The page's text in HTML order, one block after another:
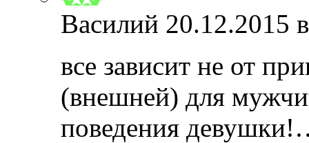
Василий 20.12.2015
все зависит не от
(внешней) для
поведения